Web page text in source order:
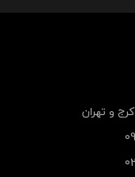
و تهران